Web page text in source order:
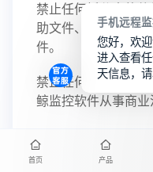
禁止任何拆分本软件
助文件、文本文件以
件。
禁止任何未获得华
鲸监控软件从事商业
首页 产品
手机远程
您好，欢
进入查看
天信息，